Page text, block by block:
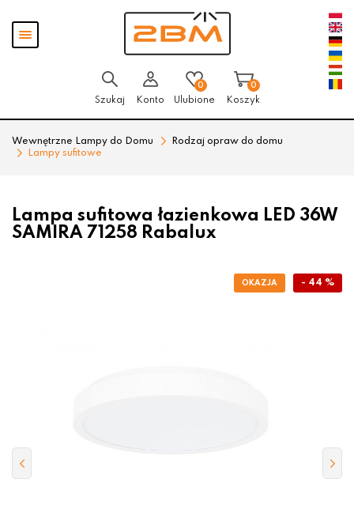
Pokaż
menu
Szukaj Konto
0
Ulubione
0
Koszyk
Wewnętrzne Lampy do Domu
Rodzaj opraw do domu
Lampy sufitowe
Lampa sufitowa łazienkowa LED 36W
SAMIRA 71258 Rabalux
- 44 %